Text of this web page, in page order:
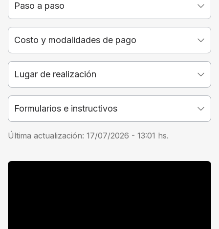
Paso a paso
Costo y modalidades de pago
Lugar de realización
Formularios e instructivos
Última actualización: 17/07/2026 - 13:01 hs.